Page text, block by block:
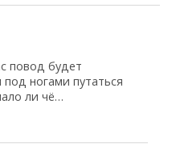
повод будет
ногами путаться
ли чё…